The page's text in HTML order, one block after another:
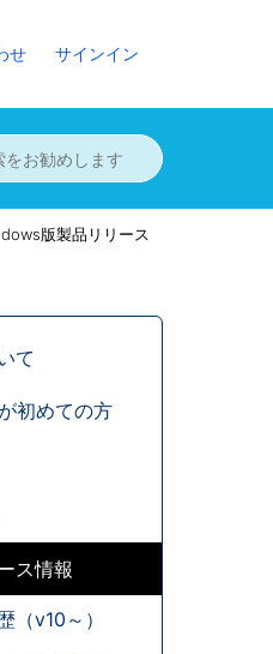
せ サインイン
版製品リリース
て
初めての方
ス情報
（v10～）